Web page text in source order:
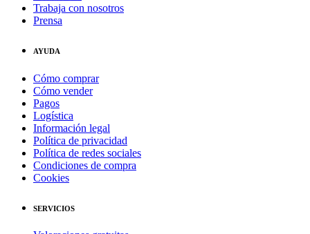
Trabaja con nosotros
Prensa
AYUDA
Cómo comprar
Cómo vender
Pagos
Logística
Información legal
Política de privacidad
Política de redes sociales
Condiciones de compra
Cookies
SERVICIOS